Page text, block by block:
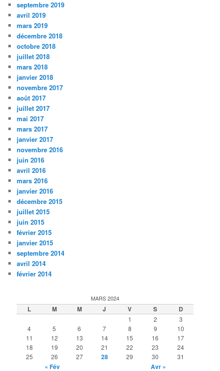
septembre 2019
avril 2019
mars 2019
décembre 2018
octobre 2018
juillet 2018
mars 2018
janvier 2018
novembre 2017
août 2017
juillet 2017
mai 2017
mars 2017
janvier 2017
novembre 2016
juin 2016
avril 2016
mars 2016
janvier 2016
décembre 2015
juillet 2015
juin 2015
février 2015
janvier 2015
septembre 2014
avril 2014
février 2014
MARS 2024
L M M J V S D
1 2
3
4
5 6 7 8 9
10
11
12 13 14 15 16
17
18
19 20 21 22 23
24
25
26 27 28 29 30 31
« Fév Avr »